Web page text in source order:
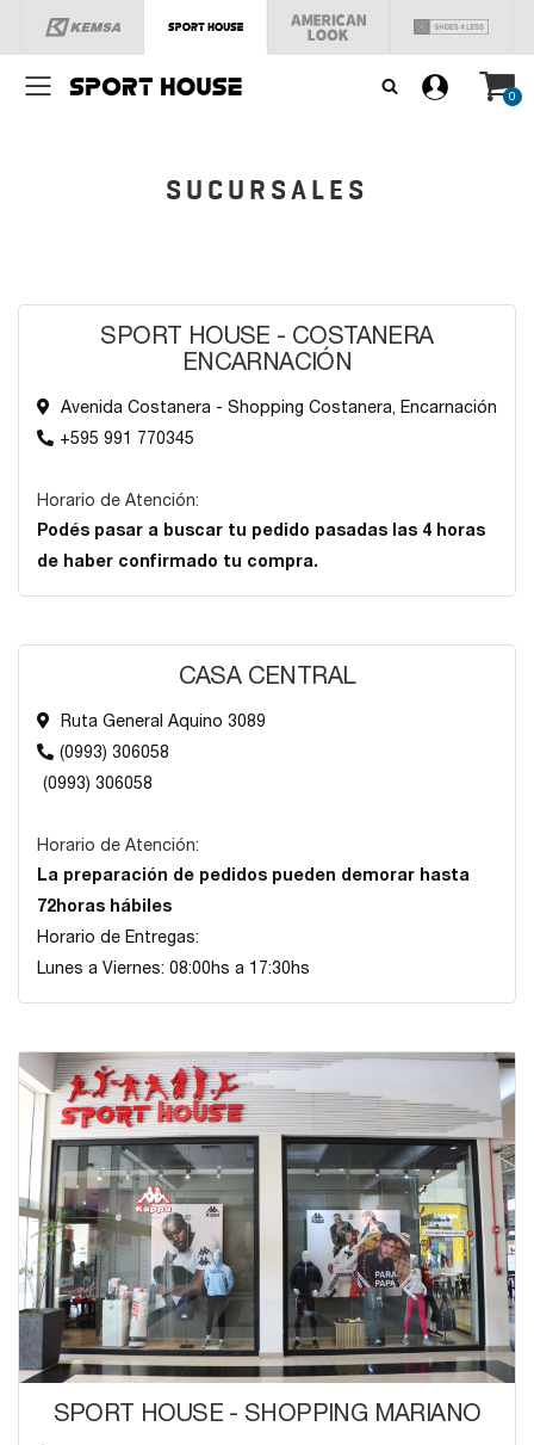
Menú 0
SUCURSALES
SPORT HOUSE - COSTANERA
ENCARNACIÓN
Avenida Costanera - Shopping Costanera, Encarnación
+595 991 770345
Horario de Atención:
Podés pasar a buscar tu pedido pasadas las 4 horas
de haber confirmado tu compra.
CASA CENTRAL
Ruta General Aquino 3089
(0993) 306058
(0993) 306058
Horario de Atención:
La preparación de pedidos pueden demorar hasta
72horas hábiles
Horario de Entregas:
Lunes a Viernes: 08:00hs a 17:30hs
SPORT HOUSE - SHOPPING MARIANO